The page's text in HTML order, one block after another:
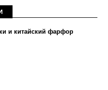
и китайский фарфор